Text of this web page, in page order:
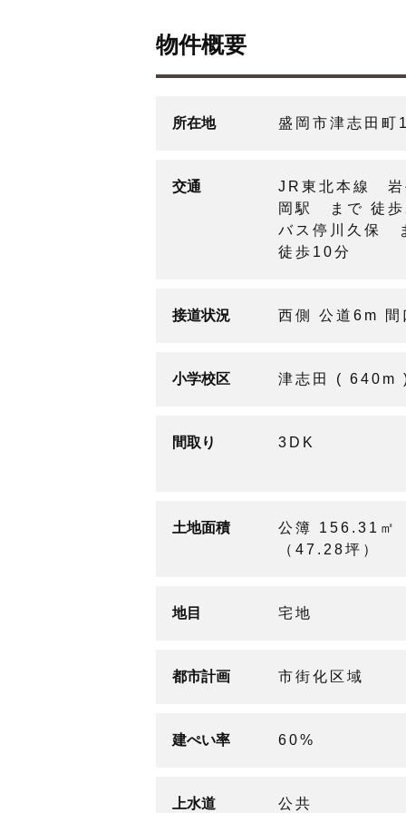
物件概要
所在地 盛岡市津志田町
交通
JR東北本線 岩
岡駅 まで 徒
バス停川久保
徒歩10分
接道状況 西側 公道6m
小学校区 津志田 ( 640m
間取り 3DK
土地面積
公簿 156.31㎡
（47.28坪）
地目 宅地
都市計画 市街化区域
建ぺい率 60%
上水道 公共